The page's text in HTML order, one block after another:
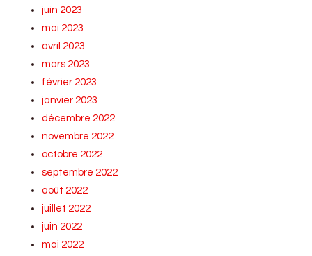
juin 2023
mai 2023
avril 2023
mars 2023
février 2023
janvier 2023
décembre 2022
novembre 2022
octobre 2022
septembre 2022
août 2022
juillet 2022
juin 2022
mai 2022